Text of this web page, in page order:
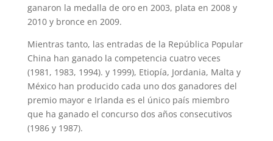
ganaron la medalla de oro en 2003, plata en 2008 y
2010 y bronce en 2009.
Mientras tanto, las entradas de la República Popular
China han ganado la competencia cuatro veces
(1981, 1983, 1994). y 1999), Etiopía, Jordania, Malta y
México han producido cada uno dos ganadores del
premio mayor e Irlanda es el único país miembro
que ha ganado el concurso dos años consecutivos
(1986 y 1987).